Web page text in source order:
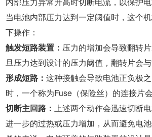
当电池内部压力达到一定阈值时，这个
下操作：
触发短路装置： 压力的增加会导致翻转
旦压力达到设计的压力阈值，翻转片会与
形成短路：这种接触会导致电池正负极
时，一个称为Fuse（保险丝）的连接片会
切断主回路：上述两个动作会迅速切断
进一步的过热或压力增加，从而避免电池